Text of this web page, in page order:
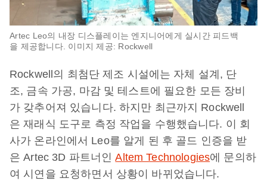
Artec Leo의 내장 디스플레이는 엔지니어에게 실시간 피드백
을 제공합니다. 이미지 제공: Rockwell
Rockwell의 최첨단 제조 시설에는 자체 설계, 단
조, 금속 가공, 마감 및 테스트에 필요한 모든 장비
가 갖추어져 있습니다. 하지만 최근까지 Rockwell
은 재래식 도구로 측정 작업을 수행했습니다. 이 회
사가 온라인에서 Leo를 알게 된 후 골드 인증을 받
은 Artec 3D 파트너인Altem Technologies에 문의하
여 시연을 요청하면서 상황이 바뀌었습니다.